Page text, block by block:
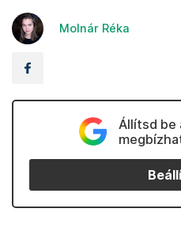
Molnár Réka
Állítsd be